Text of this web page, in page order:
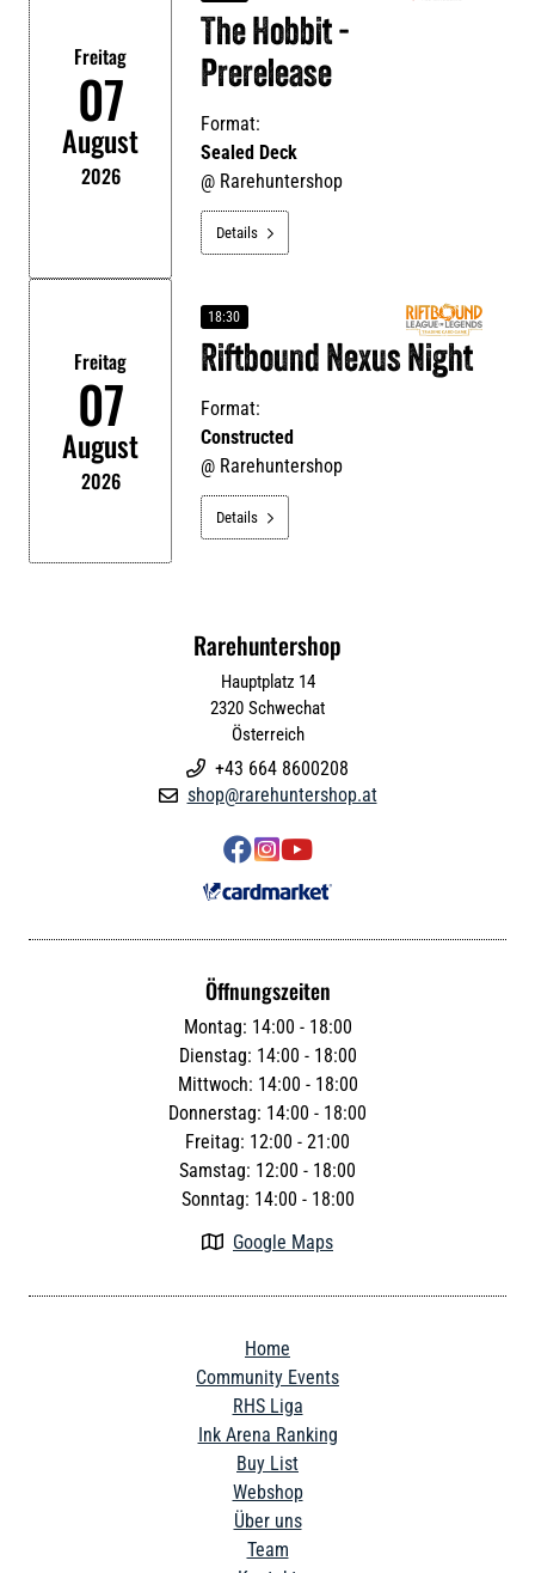
Freitag
07
August
2026
The Hobbit -
Prerelease
Format:
Sealed Deck
@ Rarehuntershop
Details 
Freitag
07
August
2026
18:30
Riftbound Nexus Night
Format:
Constructed
@ Rarehuntershop
Details 
Rarehuntershop
Hauptplatz 14
2320 Schwechat
Österreich
 +43 664 8600208
 shop@rarehuntershop.at

Öffnungszeiten
Montag: 14:00 - 18:00
Dienstag: 14:00 - 18:00
Mittwoch: 14:00 - 18:00
Donnerstag: 14:00 - 18:00
Freitag: 12:00 - 21:00
Samstag: 12:00 - 18:00
Sonntag: 14:00 - 18:00
 Google Maps
Home
Community Events
RHS Liga
Ink Arena Ranking
Buy List
Webshop
Über uns
Team